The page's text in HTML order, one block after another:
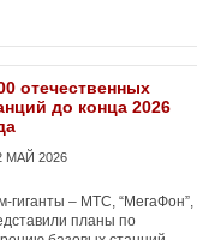
отечественных
до конца 2026
МАЙ 2026
гиганты – МТС, “МегаФон”,
планы по